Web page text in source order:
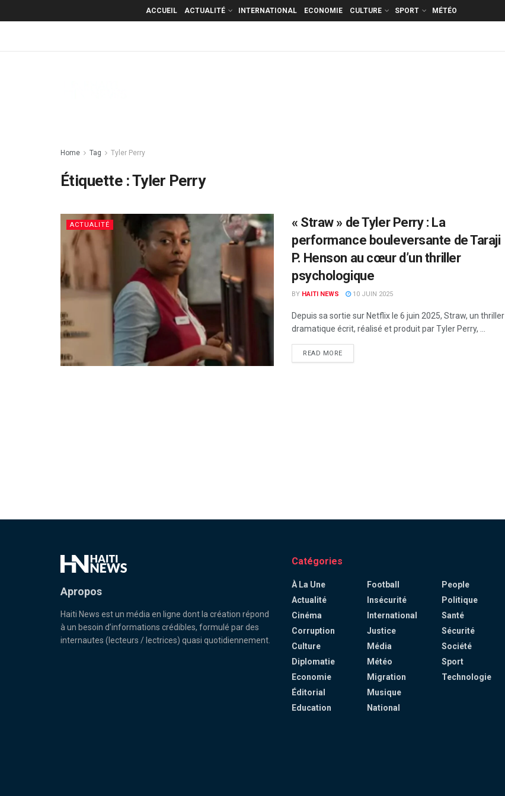
ACCUEIL ACTUALITÉ INTERNATIONAL ECONOMIE CULTURE SPORT MÉTÉO
Home Tag Tyler Perry
Étiquette :Tyler Perry
ACTUALITÉ
« Straw » de Tyler Perry : La
performance bouleversante de Taraji
P. Henson au cœur d’un thriller
psychologique
BY HAITI NEWS 10 JUIN 2025
Depuis sa sortie sur Netflix le 6 juin 2025, Straw, un thriller
dramatique écrit, réalisé et produit par Tyler Perry, ...
READ MORE
Apropos
Haiti News est un média en ligne dont la création répond
à un besoin d’informations crédibles, formulé par des
internautes (lecteurs / lectrices) quasi quotidiennement.
Catégories
À La Une
Actualité
Cinéma
Corruption
Culture
Diplomatie
Economie
Éditorial
Education
Football
Insécurité
International
Justice
Média
Météo
Migration
Musique
National
People
Politique
Santé
Sécurité
Société
Sport
Technologie